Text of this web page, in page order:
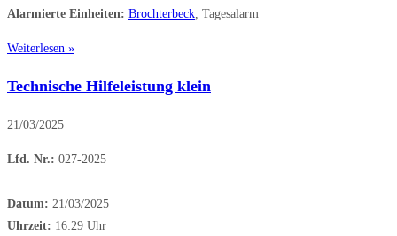
Alarmierte Einheiten: Brochterbeck, Tagesalarm
Weiterlesen »
Technische Hilfeleistung klein
21/03/2025
Lfd. Nr.: 027-2025
Datum: 21/03/2025
Uhrzeit: 16:29 Uhr